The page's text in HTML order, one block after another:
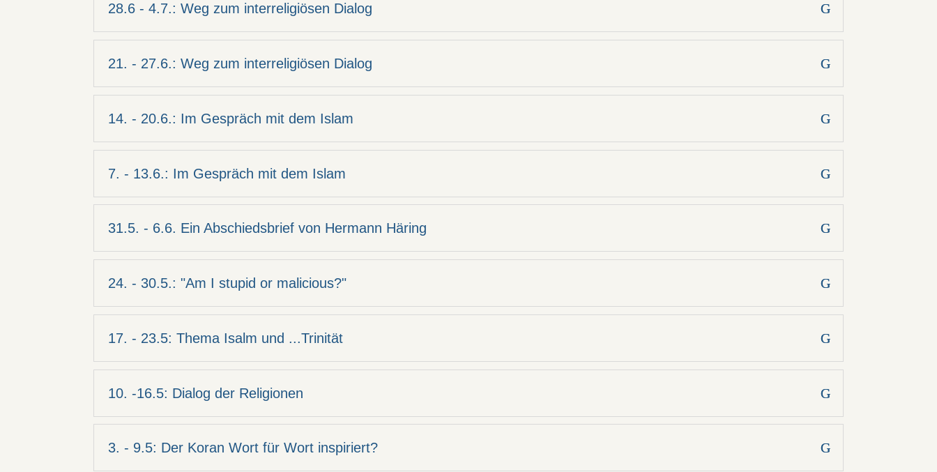
28.6 - 4.7.: Weg zum interreligiösen Dialog
21. - 27.6.: Weg zum interreligiösen Dialog
14. - 20.6.: Im Gespräch mit dem Islam
7. - 13.6.: Im Gespräch mit dem Islam
31.5. - 6.6. Ein Abschiedsbrief von Hermann Häring
24. - 30.5.: "Am I stupid or malicious?"
17. - 23.5: Thema Isalm und ...Trinität
10. -16.5: Dialog der Religionen
3. - 9.5: Der Koran Wort für Wort inspiriert?